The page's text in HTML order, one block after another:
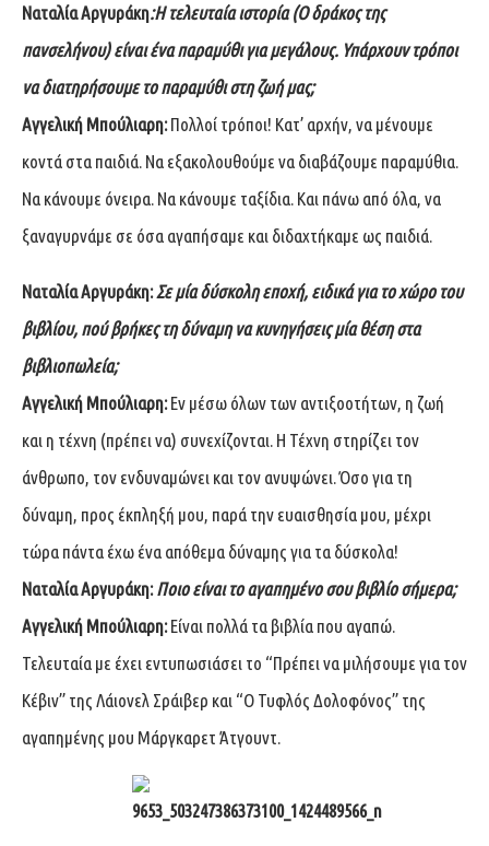
Ναταλία Αργυράκη:Η τελευταία ιστορία (Ο δράκος της
πανσελήνου) είναι ένα παραμύθι για μεγάλους. Υπάρχουν τρόποι
να διατηρήσουμε το παραμύθι στη ζωή μας;
Αγγελική Μπούλιαρη:Πολλοί τρόποι! Κατ’ αρχήν, να μένουμε
κοντά στα παιδιά. Να εξακολουθούμε να διαβάζουμε παραμύθια.
Να κάνουμε όνειρα. Να κάνουμε ταξίδια. Και πάνω από όλα, να
ξαναγυρνάμε σε όσα αγαπήσαμε και διδαχτήκαμε ως παιδιά.
Ναταλία Αργυράκη:Σε μία δύσκολη εποχή, ειδικά για το χώρο του
βιβλίου, πού βρήκες τη δύναμη να κυνηγήσεις μία θέση στα
βιβλιοπωλεία;
Αγγελική Μπούλιαρη:Εν μέσω όλων των αντιξοοτήτων, η ζωή
και η τέχνη (πρέπει να) συνεχίζονται. Η Τέχνη στηρίζει τον
άνθρωπο, τον ενδυναμώνει και τον ανυψώνει. Όσο για τη
δύναμη, προς έκπληξή μου, παρά την ευαισθησία μου, μέχρι
τώρα πάντα έχω ένα απόθεμα δύναμης για τα δύσκολα!
Ναταλία Αργυράκη:Ποιο είναι το αγαπημένο σου βιβλίο σήμερα;
Αγγελική Μπούλιαρη:Είναι πολλά τα βιβλία που αγαπώ.
Τελευταία με έχει εντυπωσιάσει το “Πρέπει να μιλήσουμε για τον
Κέβιν” της Λάιονελ Σράιβερ και “Ο Τυφλός Δολοφόνος” της
αγαπημένης μου Μάργκαρετ Άτγουντ.